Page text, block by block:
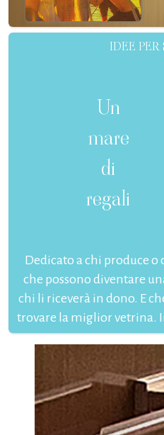
IDEE PER
Un
mare
di
regali
Dedicato a chi produce
che possono diventare
chi li riceverà in dono. E
trovare la miglior vetrina.